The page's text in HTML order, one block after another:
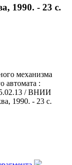
1990. - 23 с.
механизма
автомата :
/ ВНИИ
1990. - 23 с.